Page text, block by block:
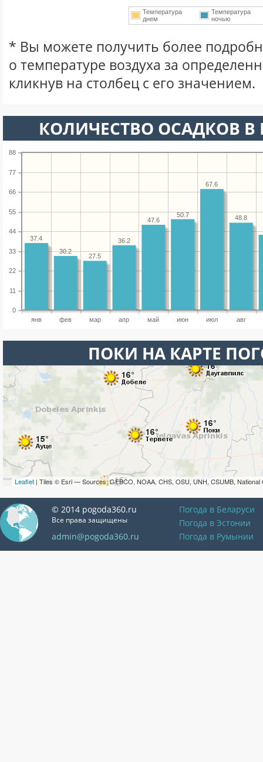
Температура
днем
Температура
ночью
* Вы можете получить более
о температуре воздуха за
кликнув на столбец с его значением.
КОЛИЧЕСТВО ОСАДКОВ
янв фев мар апр май июн июл авг
0
11
22
33
44
55
66
77
88
48.8
67.6
50.7
47.6
36.2
27.5
30.2
37.4
ПОКИ НА КАРТЕ
Leaflet | Tiles © Esri — Sources: GEBCO, NOAA, CHS, OSU, UNH, CSUMB, National
© 2014 pogoda360.ru
Все права защищены
admin@pogoda360.ru
Погода в Беларуси
Погода в Эстонии
Погода в Румынии